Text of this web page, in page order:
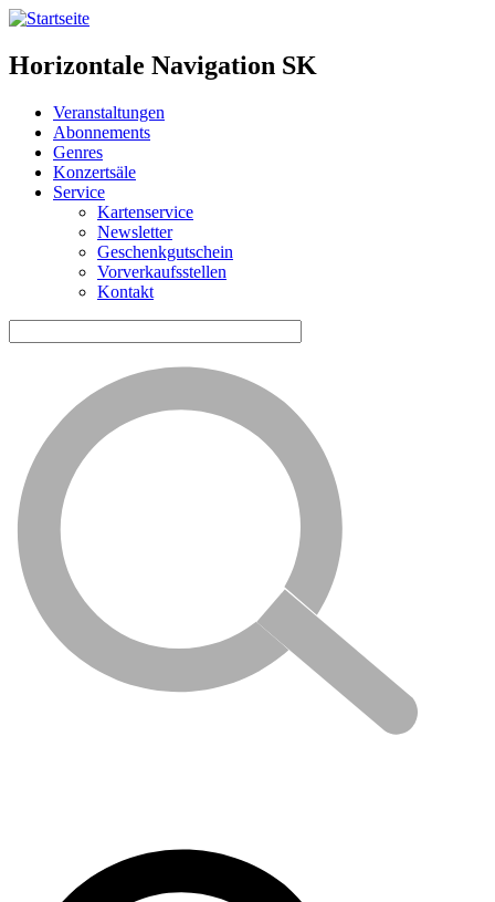
Horizontale Navigation SK
Veranstaltungen
Abonnements
Genres
Konzertsäle
Service
Kartenservice
Newsletter
Geschenkgutschein
Vorverkaufsstellen
Kontakt